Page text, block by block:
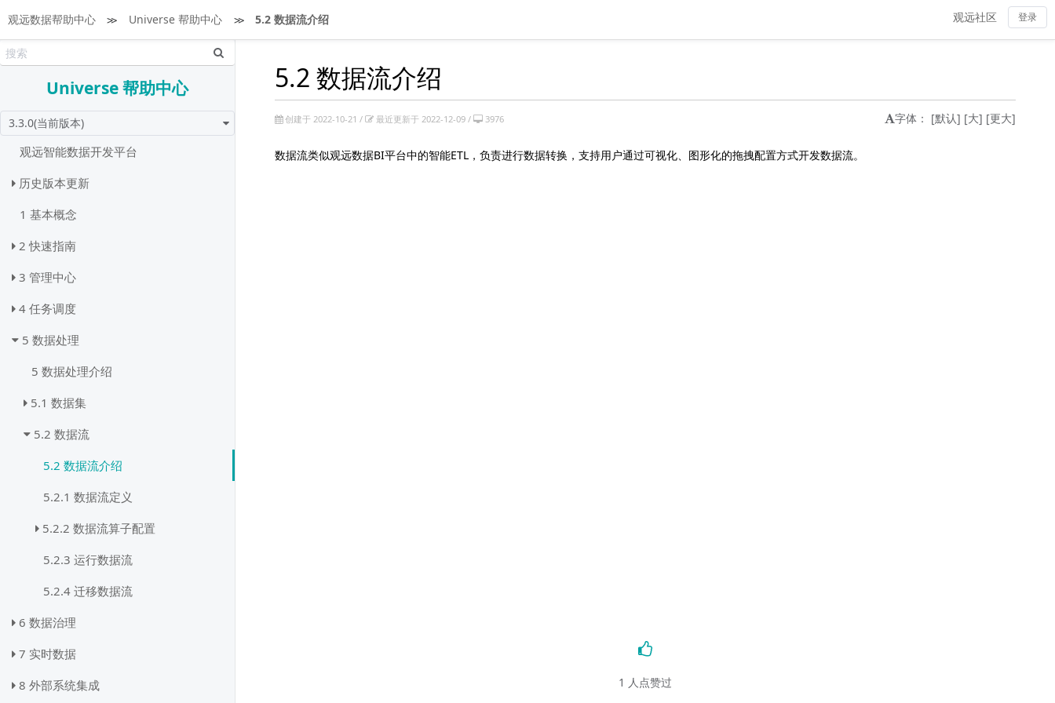
观远数据帮助中心 ≫ Universe 帮助中心 ≫ 5.2 数据流介绍 登录
观远社区
Universe 帮助中心
3.3.0(当前版本)
观远智能数据开发平台
历史版本更新
1 基本概念
2 快速指南
3 管理中心
4 任务调度
5 数据处理
5 数据处理介绍
5.1 数据集
5.2 数据流
5.2 数据流介绍
5.2.1 数据流定义
5.2.2 数据流算子配置
5.2.3 运行数据流
5.2.4 迁移数据流
6 数据治理
7 实时数据
8 外部系统集成
5.2 数据流介绍
创建于 2022-10-21 / 最近更新于 2022-12-09 / 3976 字体： [默认] [大] [更大]
数据流类似观远数据BI平台中的智能ETL，负责进行数据转换，支持用户通过可视化、图形化的拖拽配置方式开发数据流。
1 人点赞过